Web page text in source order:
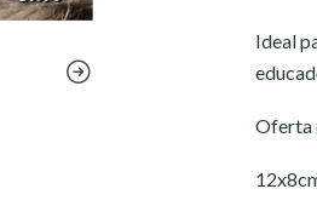
Ideal
Oferta